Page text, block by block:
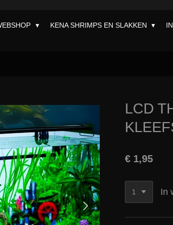
KENA SHRIMPS EN SLAKKEN
LCD
€ 1,95
In